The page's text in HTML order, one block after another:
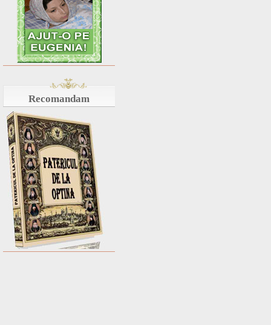
Recomandam